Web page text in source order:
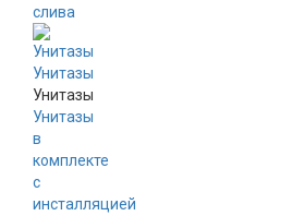
слива
Унитазы
Унитазы
Унитазы
в
комплекте
с
инсталляцией